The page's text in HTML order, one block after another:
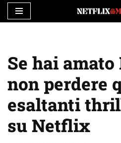
contenuto
Se hai amato
non perdere
esaltanti
su Netflix